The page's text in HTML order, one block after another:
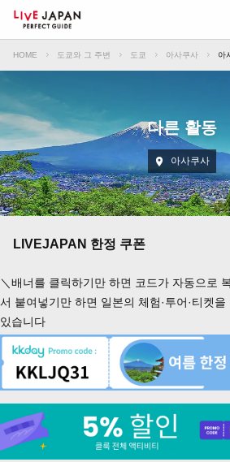
HOME 도쿄와 그 주변 도쿄 아사쿠사 아
다른 활동
아사쿠사
LIVEJAPAN 한정 쿠폰
＼배너를 클릭하기만 하면 코드가 자동으로
서 붙여넣기만 하면 일본의 체험·투어·티켓
있습니다